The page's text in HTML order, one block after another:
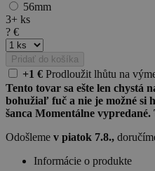
56mm
3+ ks
? €
Pridať do košíka
+1 € Prodloužit lhůtu na
Tento tovar sa ešte len chystá
bohužiaľ fuč a nie je možné si
šanca Momentálne
Odošleme v piatok 7.8.,
Informácie o produkte